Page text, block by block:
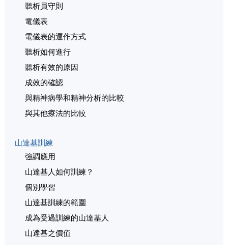
聽析員守則
電儀表
電儀表的運作方式
聽析如何進行
聽析有效的原因
成效的確認
與精神病學和精神分析的比較
與其他療法的比較
山達基訓練
強調應用
山達基人如何訓練？
個別學習
山達基訓練的範圍
成為受過訓練的山達基人
山達基之價值